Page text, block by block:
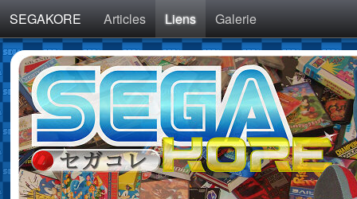
SEGAKORE Articles Liens Galerie